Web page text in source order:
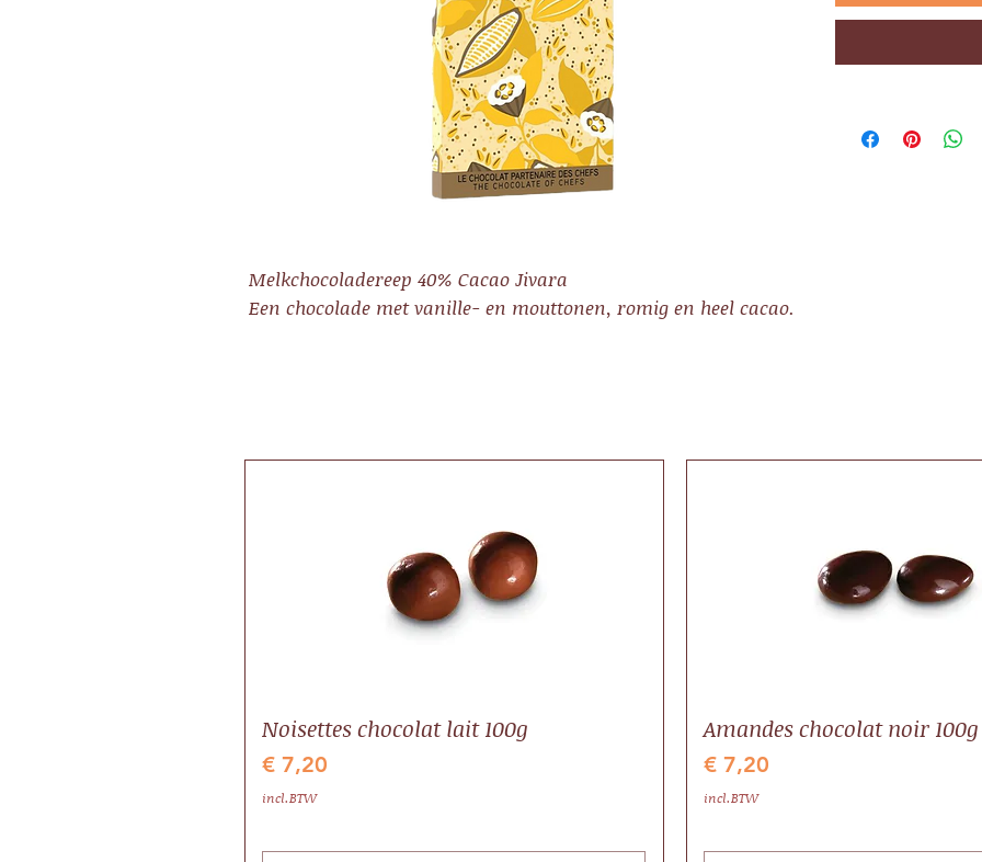
Melkchocoladereep 40% Cacao Jivara
Een chocolade met vanille- en mouttonen, romig en heel cacao.
Noisettes chocolat lait 100g
Prijs
€ 7,20
incl.BTW
Amandes chocolat noir 100g
Prijs
€ 7,20
incl.BTW